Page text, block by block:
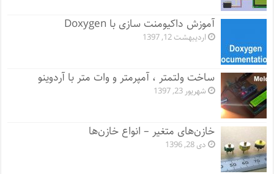
آموزش داکیومنت سازی با Doxygen
اردیبهشت 12, 1397
ساخت ولتمتر ، آمپرمتر و وات متر با آردوینو
شهریور 23, 1397
خازن‌های متغیر – انواع خازن‌ها
دی 28, 1396